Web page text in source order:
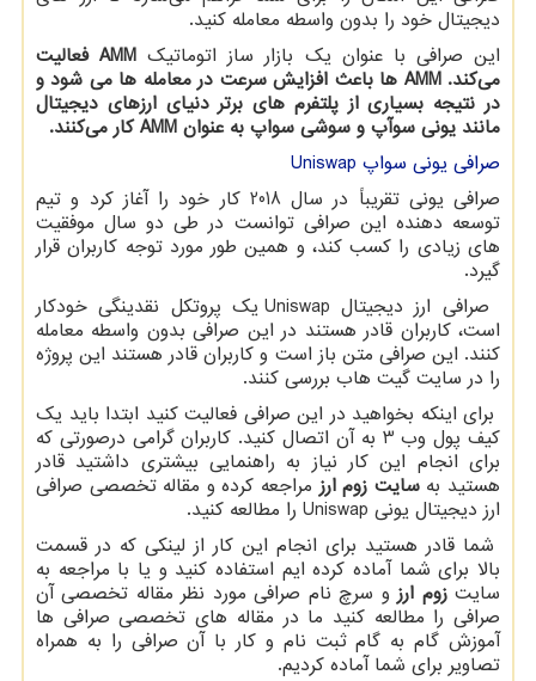
دیجیتال خود را بدون واسطه معامله کنید.
این صرافی با عنوان یک بازار ساز اتوماتیک AMMفعالیت
می‌کند.AMM ها باعث افزایش سرعت در معامله ها می شود و
در نتیجه بسیاری از پلتفرم های برتر دنیای ارزهای دیجیتال
مانند یونی سوآپ و سوشی سواپ به عنوان AMMکار می‌کنند.
صرافی یونی سواپ Uniswap
صرافی یونی تقریباً در سال 2018 کار خود را آغاز کرد و تیم
توسعه دهنده این صرافی توانست در طی دو سال موفقیت
های زیادی را کسب کند، و همین طور مورد توجه کاربران قرار
گیرد.
صرافی ارز دیجیتال Uniswap یک پروتکل نقدینگی خودکار
است، کاربران قادر هستند در این صرافی بدون واسطه معامله
کنند. این صرافی متن باز است و کاربران قادر هستند این پروژه
را در سایت گیت هاب بررسی کنند.
برای اینکه بخواهید در این صرافی فعالیت کنید ابتدا باید یک
کیف پول وب 3 به آن اتصال کنید. کاربران گرامی درصورتی که
برای انجام این کار نیاز به راهنمایی بیشتری داشتید قادر
هستید بهسایت زوم ارز مراجعه کرده و مقاله تخصصی صرافی
ارز دیجیتال یونی Uniswap را مطالعه کنید.
شما قادر هستید برای انجام این کار از لینکی که در قسمت
بالا برای شما آماده کرده ایم استفاده کنید و یا با مراجعه به
سایتزوم ارز و سرچ نام صرافی مورد نظر مقاله تخصصی آن
صرافی را مطالعه کنید ما در مقاله های تخصصی صرافی ها
آموزش گام به گام ثبت نام و کار با آن صرافی را به همراه
تصاویر برای شما آماده کردیم.